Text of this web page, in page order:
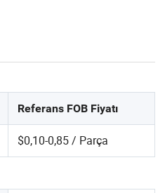
Referans FOB Fiyatı
$0,10-0,85 / Parça